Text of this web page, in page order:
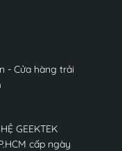
- Cửa hàng trải
GEEKTEK
cấp ngày